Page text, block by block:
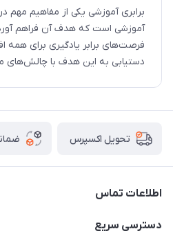
برابری آموزشی یکی از مفاهیم مهم
آموزشی است که هدف آن فراهم
فرصت‌های برابر یادگیری برای همه
دستیابی به این هدف با چالش‌های
تحویل اکسپرس
اطلاعات تماس
02136781755
دسترسی سریع